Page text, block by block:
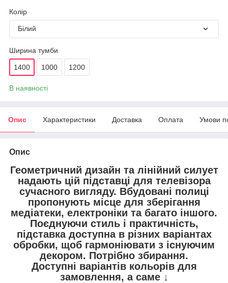
Колір
Білий
Ширина тумби
1400 1000 1200
В наявності
Опис Характеристики Доставка Оплата Умови
Опис
Геометричний дизайн та лінійний силует
надають цій підставці для телевізора
сучасного вигляду. Вбудовані полиці
пропонують місце для зберігання
медіатеки, електроніки та багато іншого.
Поєднуючи стиль і практичність,
підставка доступна в різних варіантах
обробки, щоб гармоніювати з існуючим
декором. Потрібно збирання.
Доступні варіантів кольорів для
замовлення, а саме ↓